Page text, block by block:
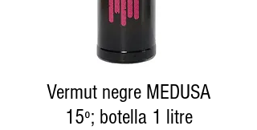
Vermut negre MEDUSA
15º; botella 1 litre